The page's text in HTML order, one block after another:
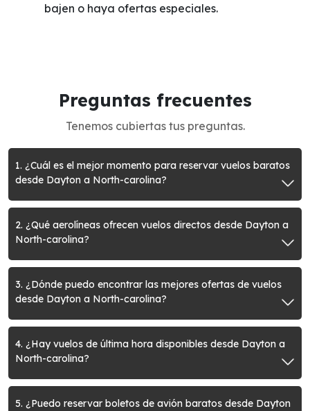
bajen o haya ofertas especiales.
Preguntas frecuentes
Tenemos cubiertas tus preguntas.
1. ¿Cuál es el mejor momento para reservar vuelos baratos
desde Dayton a North-carolina?
2. ¿Qué aerolíneas ofrecen vuelos directos desde Dayton a
North-carolina?
3. ¿Dónde puedo encontrar las mejores ofertas de vuelos
desde Dayton a North-carolina?
4. ¿Hay vuelos de última hora disponibles desde Dayton a
North-carolina?
5. ¿Puedo reservar boletos de avión baratos desde Dayton